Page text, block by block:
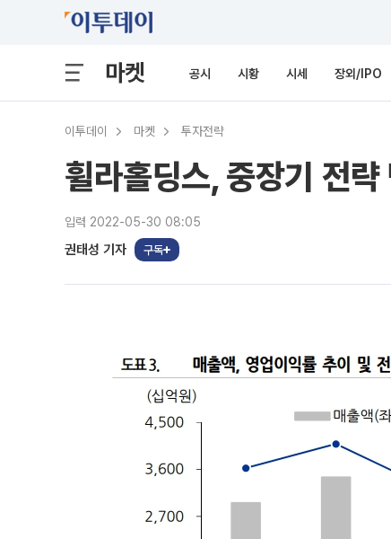
마켓 공시 시황 시세 장외/IPO
이투데이 마켓 투자전략
휠라홀딩스, 중장기 전
입력 2022-05-30 08:05
권태성 기자 구독